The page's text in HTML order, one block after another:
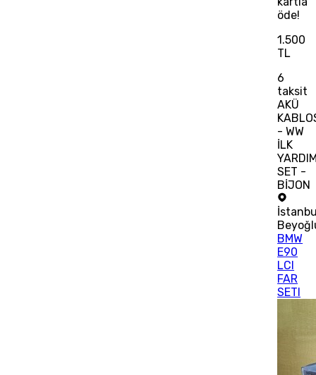
öde!
1.500
TL
6
taksit
AKÜ
- WW
İLK
SET -
BİJON
BMW
E90
LCI
FAR
SETI